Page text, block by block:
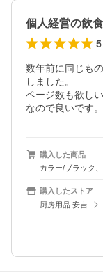
個人経営の飲
5
数年前に同じも
しました。
ページ数も欲し
なので良いです。
購入した商品
カラー/ブラック
購入したストア
厨房用品 安吉